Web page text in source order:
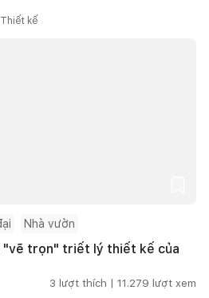
kế
Nhà vườn
"vẽ trọn" triết lý thiết kế của
3 lượt thích | 11.279 lượt xem